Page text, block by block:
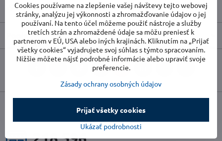
Výrobca:RIBIMEX
BlueskyPinterestReddit
uplynulý rok v číslach
Cookies používame na zlepšenie vašej návštevy tejto webovej
stránky, analýzu jej výkonnosti a zhromažďovanie údajov o jej
používaní. Na tento účel môžeme použiť nástroje a služby
tretích strán a zhromaždené údaje sa môžu preniesť k
partnerom v EÚ, USA alebo iných krajinách. Kliknutím na „Prijať
všetky cookies“ vyjadrujete svoj súhlas s týmto spracovaním.
Nižšie môžete nájsť podrobné informácie alebo upraviť svoje
preferencie.
Zásady ochrany osobných údajov
Ukázať podrobnosti
Prijať všetky cookies